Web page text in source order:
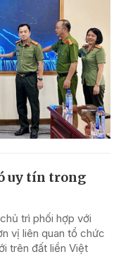
uy tín trong
trì phối hợp với
vị liên quan tổ chức
trên đất liền Việt